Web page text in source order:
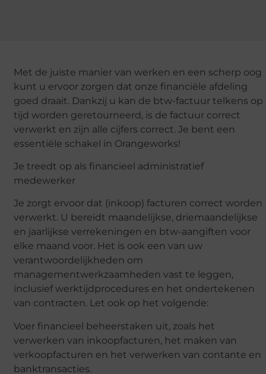
Met de juiste manier van werken en een scherp oog
kunt u ervoor zorgen dat onze financiële afdeling
goed draait. Dankzij u kan de btw-factuur telkens op
tijd worden geretourneerd, is de factuur correct
verwerkt en zijn alle cijfers correct. Je bent een
essentiële schakel in Orangeworks!
Je treedt op als financieel administratief
medewerker
Je zorgt ervoor dat (inkoop) facturen correct worden
verwerkt. U bereidt maandelijkse, driemaandelijkse
en jaarlijkse verrekeningen en btw-aangiften voor
elke maand voor. Het is ook een van uw
verantwoordelijkheden om
managementwerkzaamheden vast te leggen,
inclusief werktijdprocedures en het ondertekenen
van contracten. Let ook op het volgende:
Voer financieel beheerstaken uit, zoals het
verwerken van inkoopfacturen, het maken van
verkoopfacturen en het verwerken van contante en
banktransacties.